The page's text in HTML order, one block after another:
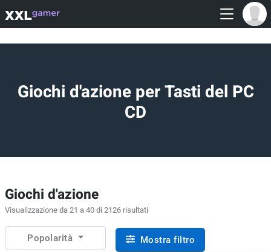
Giochi d'azione per Tasti del PC
CD
Giochi d'azione
Visualizzazione da 21 a 40 di 2126 risultati
Popolarità Mostra filtro